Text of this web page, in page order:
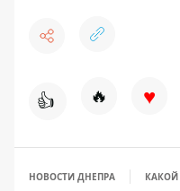
👍 🔥 ♥
НОВОСТИ ДНЕПРА